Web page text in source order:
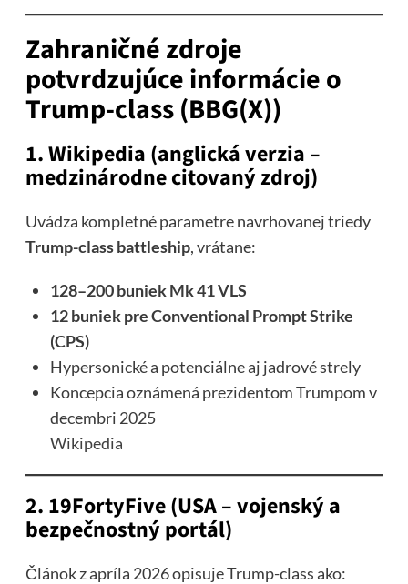
Zahraničné zdroje
potvrdzujúce informácie o
Trump-class (BBG(X))
1. Wikipedia (anglická verzia –
medzinárodne citovaný zdroj)
Uvádza kompletné parametre navrhovanej triedy
Trump-class battleship, vrátane:
128–200 buniek Mk 41 VLS
12 buniek pre Conventional Prompt Strike
(CPS)
Hypersonické a potenciálne aj jadrové strely
Koncepcia oznámená prezidentom Trumpom v
decembri 2025
Wikipedia
2. 19FortyFive (USA – vojenský a
bezpečnostný portál)
Článok z apríla 2026 opisuje Trump-class ako: